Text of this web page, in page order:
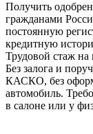
Получить
гражданами
постоянную
кредитную
Трудовой стаж на
Без залога и
КАСКО, без
автомобиль.
в салоне или у